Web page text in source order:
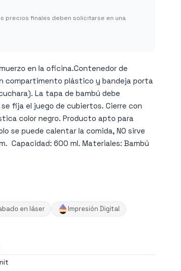
precios finales deben solicitarse en una
en la oficina.Contenedor de
compartimento plástico y bandeja porta
La tapa de bambú debe
fija el juego de cubiertos. Cierre con
color negro. Producto apto para
se puede calentar la comida, NO sirve
Capacidad: 600 ml. Materiales: Bambú
en láser
Impresión Digital